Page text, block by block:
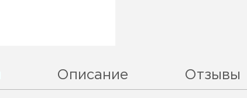
Описание Отзывы